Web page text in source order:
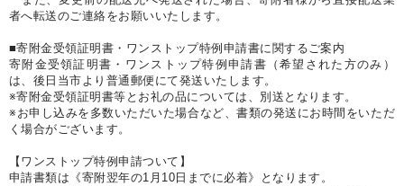
者へ転送のご連絡をお願いいたします。
■寄附金受領証明書・ワンストップ特例申請書に関するご案内
寄附金受領証明書・ワンストップ特例申請書（希望された方のみ）
は、後日当市より普通郵便にて発送いたします。
※寄附金受領証明書等とお礼の品については、別送となります。
※お申し込みを多数いただいた場合など、書類の発送にお時間をいただ
く場合がございます。
【ワンストップ特例申請ついて】
申請書類は《寄附翌年の1月10日までに必着》となります。